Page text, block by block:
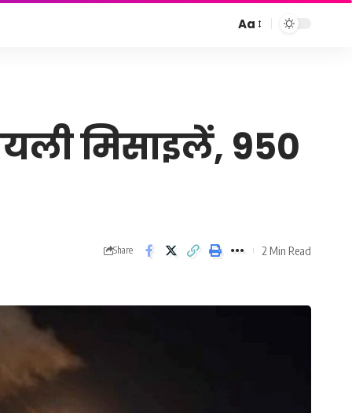
Font
Aa
मिसाइलें, 950
Share 2 Min Read